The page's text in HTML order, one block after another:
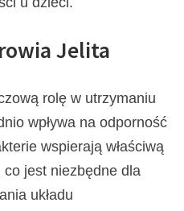
Jelita
rolę w utrzymaniu
wpływa na odporność
wspierają właściwą
jest niezbędne dla
układu